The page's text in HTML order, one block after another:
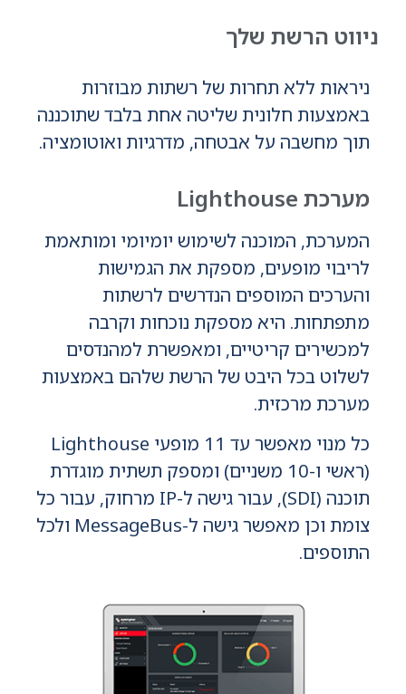
ניווט הרשת שלך
ניראות ללא תחרות של רשתות מבוזרות
באמצעות חלונית שליטה אחת בלבד שתוכננה
תוך מחשבה על אבטחה, מדרגיות ואוטומציה.
מערכת Lighthouse
המערכת, המוכנה לשימוש יומיומי ומותאמת
לריבוי מופעים, מספקת את הגמישות
והערכים המוספים הנדרשים לרשתות
מתפתחות. היא מספקת נוכחות וקרבה
למכשירים קריטיים, ומאפשרת למהנדסים
לשלוט בכל היבט של הרשת שלהם באמצעות
מערכת מרכזית.
כל מנוי מאפשר עד 11 מופעי Lighthouse
(ראשי ו-10 משניים) ומספק תשתית מוגדרת
תוכנה (SDI), עבור גישה ל-IP מרחוק, עבור כל
צומת וכן מאפשר גישה ל-MessageBus ולכל
התוספים.